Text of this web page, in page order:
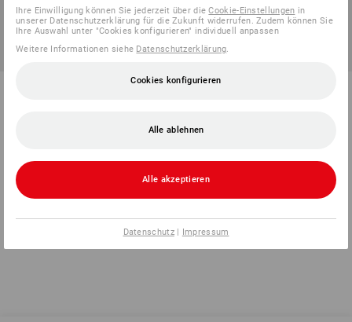
FCB FLEECE JACKET KIDS
Hybrid Fleecejacke
Ihre Einwilligung können Sie jederzeit über dieCookie-Einstellungen in
unserer Datenschutzerklärung für die Zukunft widerrufen. Zudem können Sie
Ihre Auswahl unter "Cookies konfigurieren" individuell anpassen
Weitere Informationen siehe Datenschutzerklärung.
Cookies konfigurieren
Alle ablehnen
Alle akzeptieren
Datenschutz| Impressum